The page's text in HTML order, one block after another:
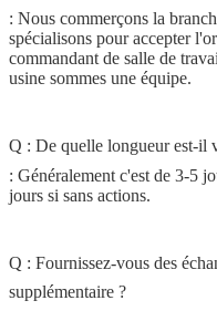
: Nous commerçons la
spécialisons pour accepter
commandant de salle de
usine sommes une équipe.
Q : De quelle longueur est-il
: Généralement c'est de 3-5
jours si sans actions.
Q : Fournissez-vous des
supplémentaire ?